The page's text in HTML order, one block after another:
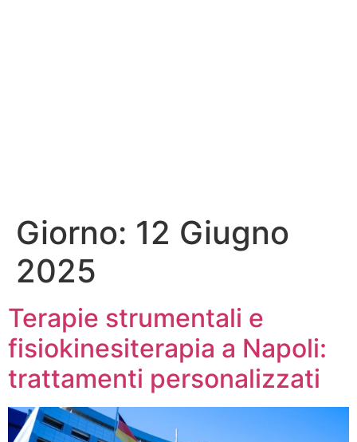
Giorno: 12 Giugno
2025
Terapie strumentali e
fisiokinesiterapia a Napoli:
trattamenti personalizzati